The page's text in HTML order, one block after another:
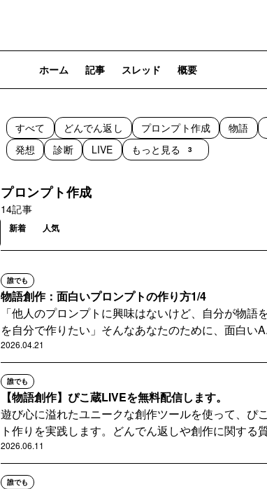
ホーム 記事 スレッド 概要
すべて どんでん返し プロンプト作成 物語
発想
診断 LIVE もっと見る 3
プロンプト作成
14記事
新着 人気
誰でも
物語創作：面白いプロンプトの作り方1/4
「他人のプロンプトに興味はないけど、自分が物語
を自分で作りたい」そんなあなたのために、面白い
2026.04.21
誰でも
【物語創作】ぴこ蔵LIVEを無料配信します。
遊び心に溢れたユニークな創作ツールを使って、ぴ
ト作りを実践します。どんでん返しや創作に関する
2026.06.11
誰でも